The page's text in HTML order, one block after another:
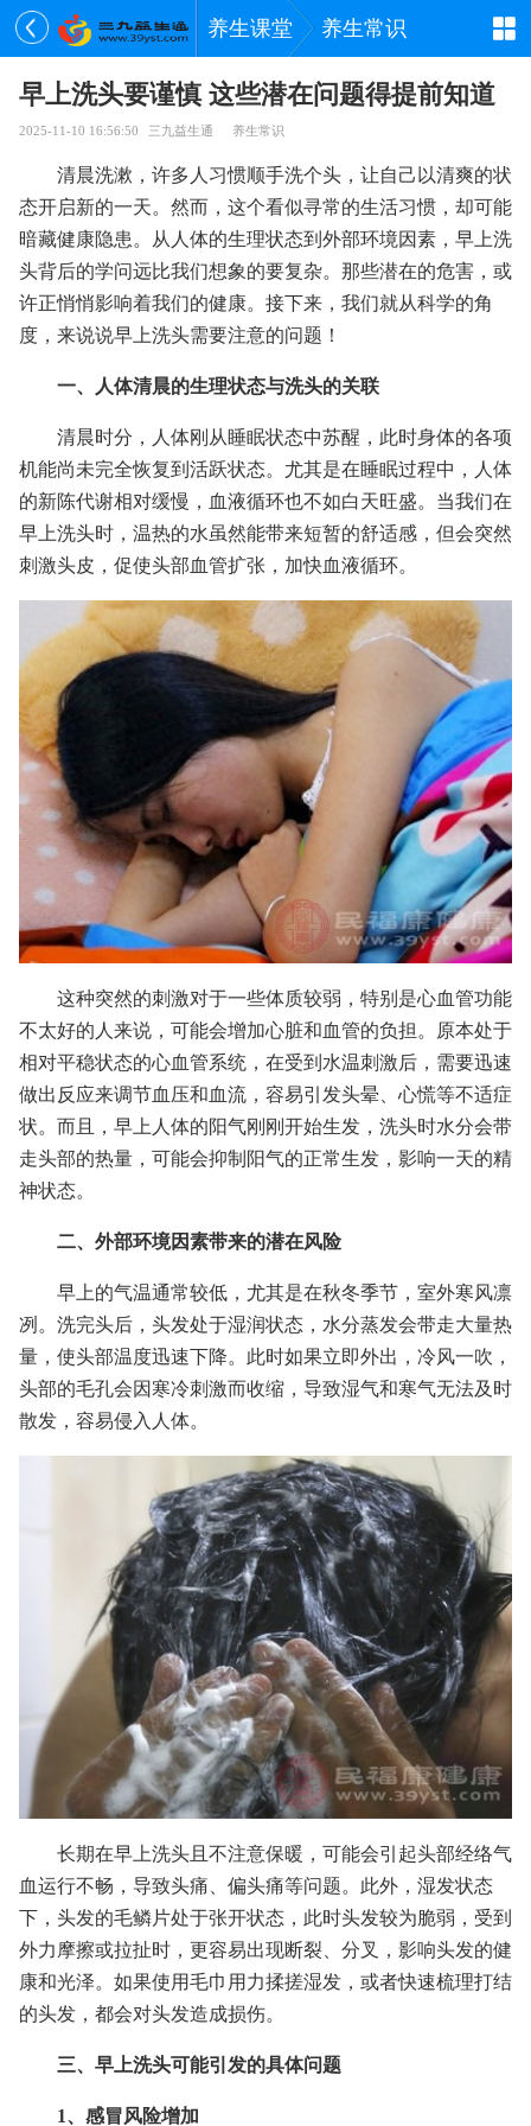
养生课堂 养生常识
早上洗头要谨慎 这些潜在问题得提前知道
2025-11-10 16:56:50 三九益生通 养生常识
清晨洗漱，许多人习惯顺手洗个头，让自己以清爽的状
态开启新的一天。然而，这个看似寻常的生活习惯，却可能
暗藏健康隐患。从人体的生理状态到外部环境因素，早上洗
头背后的学问远比我们想象的要复杂。那些潜在的危害，或
许正悄悄影响着我们的健康。接下来，我们就从科学的角
度，来说说早上洗头需要注意的问题！
一、人体清晨的生理状态与洗头的关联
清晨时分，人体刚从睡眠状态中苏醒，此时身体的各项
机能尚未完全恢复到活跃状态。尤其是在睡眠过程中，人体
的新陈代谢相对缓慢，血液循环也不如白天旺盛。当我们在
早上洗头时，温热的水虽然能带来短暂的舒适感，但会突然
刺激头皮，促使头部血管扩张，加快血液循环。
这种突然的刺激对于一些体质较弱，特别是心血管功能
不太好的人来说，可能会增加心脏和血管的负担。原本处于
相对平稳状态的心血管系统，在受到水温刺激后，需要迅速
做出反应来调节血压和血流，容易引发头晕、心慌等不适症
状。而且，早上人体的阳气刚刚开始生发，洗头时水分会带
走头部的热量，可能会抑制阳气的正常生发，影响一天的精
神状态。
二、外部环境因素带来的潜在风险
早上的气温通常较低，尤其是在秋冬季节，室外寒风凛
冽。洗完头后，头发处于湿润状态，水分蒸发会带走大量热
量，使头部温度迅速下降。此时如果立即外出，冷风一吹，
头部的毛孔会因寒冷刺激而收缩，导致湿气和寒气无法及时
散发，容易侵入人体。
长期在早上洗头且不注意保暖，可能会引起头部经络气
血运行不畅，导致头痛、偏头痛等问题。此外，湿发状态
下，头发的毛鳞片处于张开状态，此时头发较为脆弱，受到
外力摩擦或拉扯时，更容易出现断裂、分叉，影响头发的健
康和光泽。如果使用毛巾用力揉搓湿发，或者快速梳理打结
的头发，都会对头发造成损伤。
三、早上洗头可能引发的具体问题
1、感冒风险增加